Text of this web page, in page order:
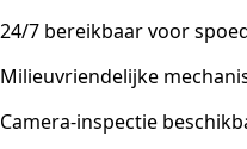
24/7 bereikbaar voor
Milieuvriendelijke
Camera-inspectie